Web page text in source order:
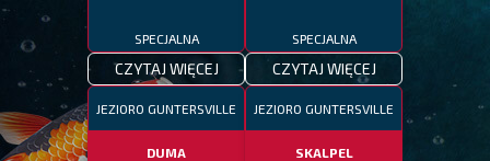
SPECJALNA
CZYTAJ WIĘCEJ
SPECJALNA
CZYTAJ WIĘCEJ
JEZIORO GUNTERSVILLE
DUMA
JEZIORO GUNTERSVILLE
SKALPEL